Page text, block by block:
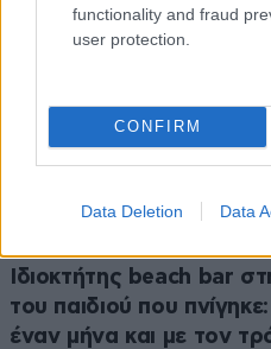
functionality and fraud
user protection.
CONFIRM
Data Deletion Data
Ιδιοκτήτης beach bar
του παιδιού που
έναν μήνα και με τον